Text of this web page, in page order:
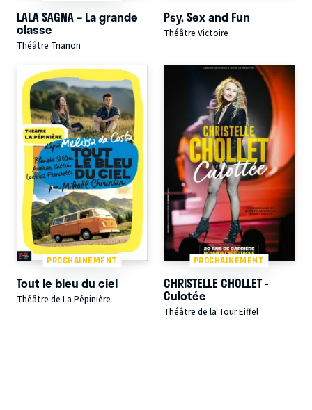
LALA SAGNA – La grande
classe
Théâtre Trianon
Psy, Sex and Fun
Théâtre Victoire
PROCHAINEMENT
Tout le bleu du ciel
Théâtre de La Pépinière
PROCHAINEMENT
CHRISTELLE CHOLLET -
Culotée
Théâtre de la Tour Eiffel